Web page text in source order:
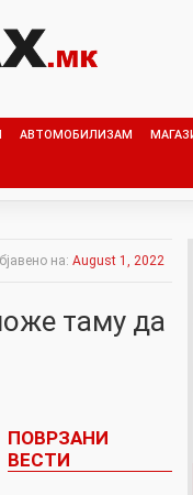
АВТОМОБИЛИЗАМ
на: August 1, 2022
таму да
ПОВРЗАНИ
ВЕСТИ